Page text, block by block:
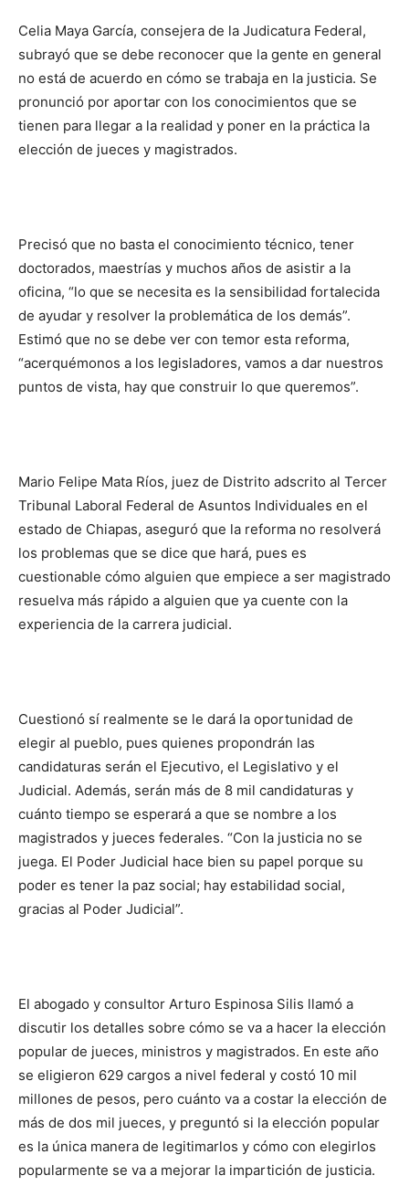
Celia Maya García, consejera de la Judicatura Federal,
subrayó que se debe reconocer que la gente en general
no está de acuerdo en cómo se trabaja en la justicia. Se
pronunció por aportar con los conocimientos que se
tienen para llegar a la realidad y poner en la práctica la
elección de jueces y magistrados.
Precisó que no basta el conocimiento técnico, tener
doctorados, maestrías y muchos años de asistir a la
oficina, “lo que se necesita es la sensibilidad fortalecida
de ayudar y resolver la problemática de los demás”.
Estimó que no se debe ver con temor esta reforma,
“acerquémonos a los legisladores, vamos a dar nuestros
puntos de vista, hay que construir lo que queremos”.
Mario Felipe Mata Ríos, juez de Distrito adscrito al Tercer
Tribunal Laboral Federal de Asuntos Individuales en el
estado de Chiapas, aseguró que la reforma no resolverá
los problemas que se dice que hará, pues es
cuestionable cómo alguien que empiece a ser magistrado
resuelva más rápido a alguien que ya cuente con la
experiencia de la carrera judicial.
Cuestionó sí realmente se le dará la oportunidad de
elegir al pueblo, pues quienes propondrán las
candidaturas serán el Ejecutivo, el Legislativo y el
Judicial. Además, serán más de 8 mil candidaturas y
cuánto tiempo se esperará a que se nombre a los
magistrados y jueces federales. “Con la justicia no se
juega. El Poder Judicial hace bien su papel porque su
poder es tener la paz social; hay estabilidad social,
gracias al Poder Judicial”.
El abogado y consultor Arturo Espinosa Silis llamó a
discutir los detalles sobre cómo se va a hacer la elección
popular de jueces, ministros y magistrados. En este año
se eligieron 629 cargos a nivel federal y costó 10 mil
millones de pesos, pero cuánto va a costar la elección de
más de dos mil jueces, y preguntó si la elección popular
es la única manera de legitimarlos y cómo con elegirlos
popularmente se va a mejorar la impartición de justicia.